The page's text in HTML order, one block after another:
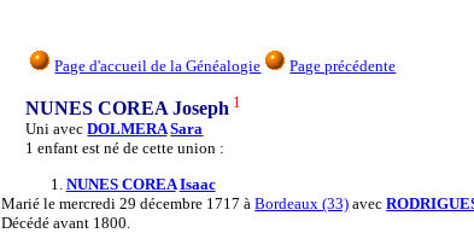
Page d'accueil de la Généalogie Page précédente
NUNES COREA Joseph 1
Uni avecDOLMERA Sara
1 enfant est né de cette union :
1. NUNES COREA Isaac
Marié le mercredi 29 décembre 1717 àBordeaux (33) avec
Décédé avant 1800.